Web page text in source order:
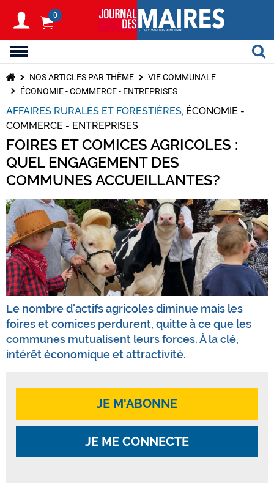
0
NOS ARTICLES PAR THÈME
VIE COMMUNALE
ÉCONOMIE - COMMERCE - ENTREPRISES
AFFAIRES RURALES ET FORESTIÈRES ÉCONOMIE -
COMMERCE - ENTREPRISES
FOIRES ET COMICES AGRICOLES :
QUEL ENGAGEMENT DES
COMMUNES ACCUEILLANTES?
Le nombre d'actifs agricoles diminue mais les
foires et comices perdurent, quitte à ce que les
communes mutualisent leurs forces. À la clé,
intérêt économique et attractivité.
JE M'ABONNE
JE ME CONNECTE